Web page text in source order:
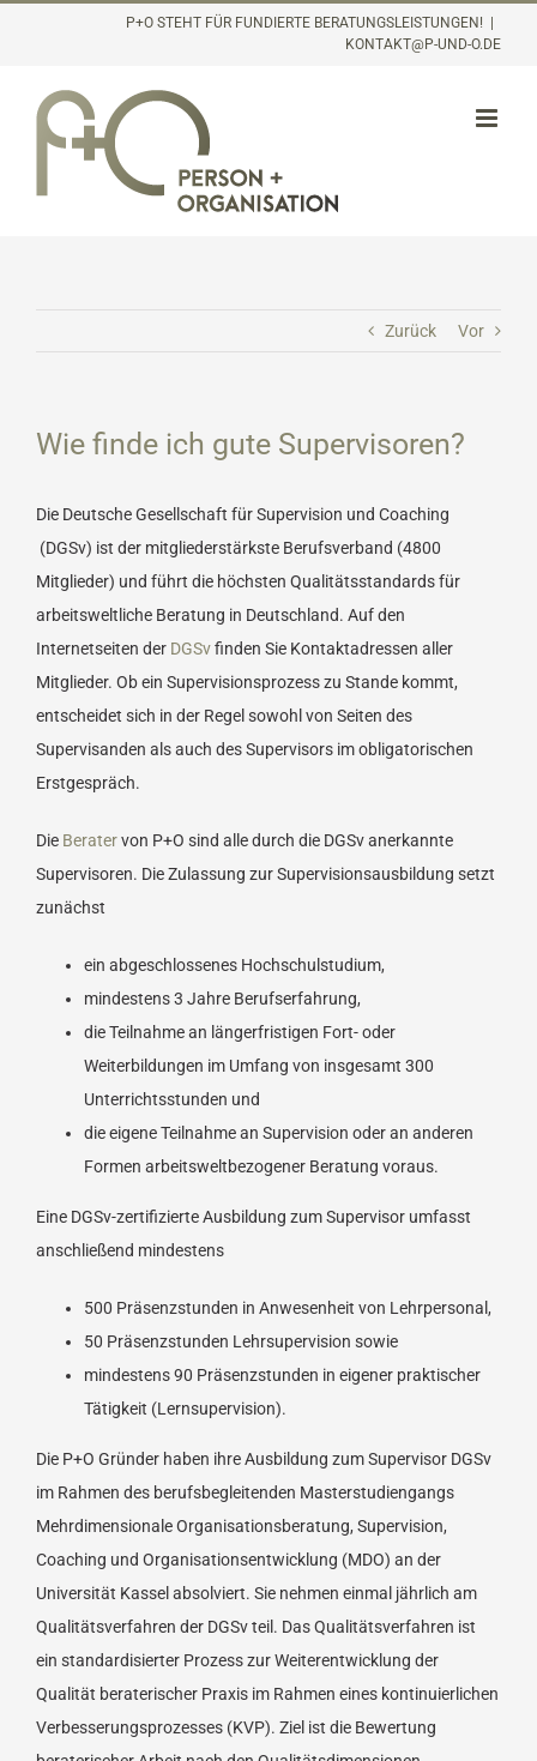
P+O STEHT FÜR FUNDIERTE BERATUNGSLEISTUNGEN!
KONTAKT@P-UND-O.DE
Zurück Vor
Wie finde ich gute Supervisoren?
Die Deutsche Gesellschaft für Supervision und Coaching
(DGSv) ist der mitgliederstärkste Berufsverband (4800
Mitglieder) und führt die höchsten Qualitätsstandards für
arbeitsweltliche Beratung in Deutschland. Auf den
Internetseiten der DGSvfinden Sie Kontaktadressen aller
Mitglieder. Ob ein Supervisionsprozess zu Stande kommt,
entscheidet sich in der Regel sowohl von Seiten des
Supervisanden als auch des Supervisors im obligatorischen
Erstgespräch.
Die Beratervon P+O sind alle durch die DGSv anerkannte
Supervisoren. Die Zulassung zur Supervisionsausbildung setzt
zunächst
ein abgeschlossenes Hochschulstudium,
mindestens 3 Jahre Berufserfahrung,
die Teilnahme an längerfristigen Fort- oder
Weiterbildungen im Umfang von insgesamt 300
Unterrichtsstunden und
die eigene Teilnahme an Supervision oder an anderen
Formen arbeitsweltbezogener Beratung voraus.
Eine DGSv-zertifizierte Ausbildung zum Supervisor umfasst
anschließend mindestens
500 Präsenzstunden in Anwesenheit von Lehrpersonal,
50 Präsenzstunden Lehrsupervision sowie
mindestens 90 Präsenzstunden in eigener praktischer
Tätigkeit (Lernsupervision).
Die P+O Gründer haben ihre Ausbildung zum Supervisor DGSv
im Rahmen des berufsbegleitenden Masterstudiengangs
Mehrdimensionale Organisationsberatung, Supervision,
Coaching und Organisationsentwicklung (MDO) an der
Universität Kassel absolviert. Sie nehmen einmal jährlich am
Qualitätsverfahren der DGSv teil. Das Qualitätsverfahren ist
ein standardisierter Prozess zur Weiterentwicklung der
Qualität beraterischer Praxis im Rahmen eines kontinuierlichen
Verbesserungsprozesses (KVP). Ziel ist die Bewertung